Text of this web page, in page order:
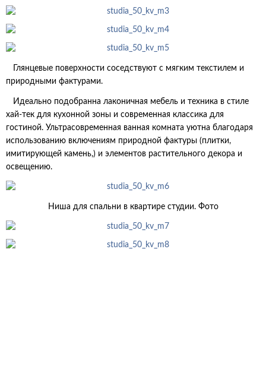
Глянцевые поверхности соседствуют с мягким текстилем и
природными фактурами.
Идеально подобранна лаконичная мебель и техника в стиле
хай-тек для кухонной зоны и современная классика для
гостиной. Ультрасовременная ванная комната уютна благодаря
использованию включениям природной фактуры (плитки,
имитирующей камень,) и элементов растительного декора и
освещению.
Ниша для спальни в квартире студии. Фото